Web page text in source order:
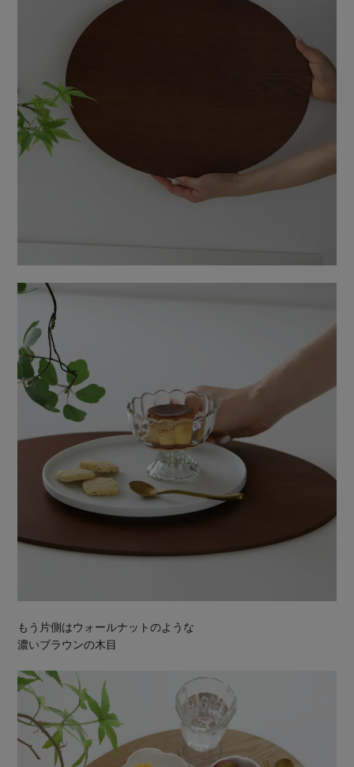
もう片側はウォールナットのような
濃いブラウンの木目